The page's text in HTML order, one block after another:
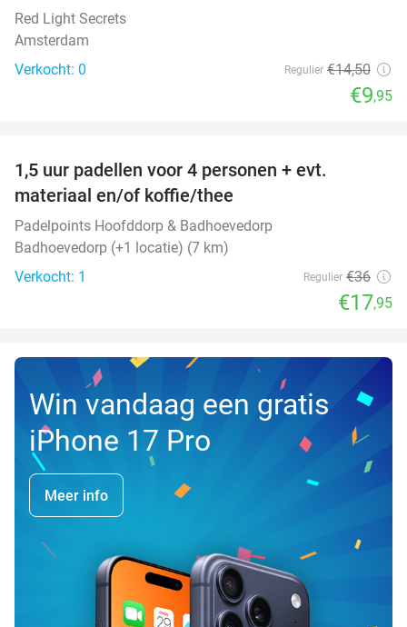
TODAY
Red Light Secrets
Amsterdam
Verkocht: 0
Regulier €14,50
€9,95
TODAY
1,5 uur padellen voor 4 personen + evt.
materiaal en/of koffie/thee
Padelpoints Hoofddorp & Badhoevedorp
Badhoevedorp (+1 locatie) (7 km)
Verkocht: 1
Regulier €36
€17,95
Win vandaag een gratis
iPhone 17 Pro
Meer info